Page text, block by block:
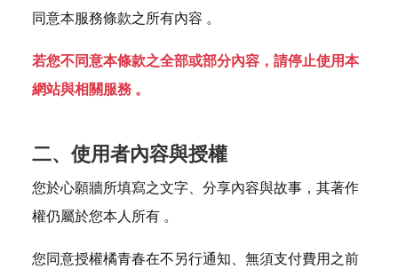
同意本服務條款之所有內容 。
若您不同意本條款之全部或部分內容，請停止使用本
網站與相關服務 。
二、使用者內容與授權
您於心願牆所填寫之文字、分享內容與故事，其著作
權仍屬於您本人所有 。
您同意授權橘青春在不另行通知、無須支付費用之前